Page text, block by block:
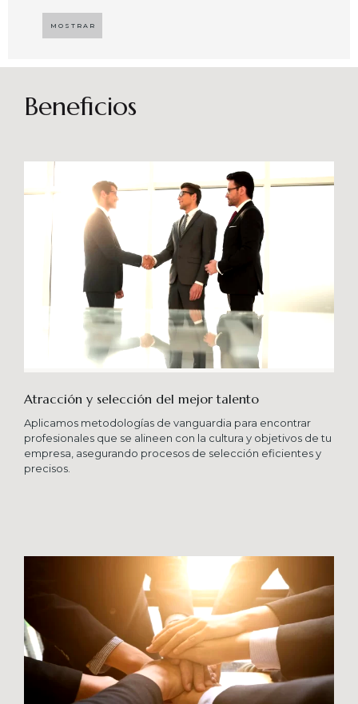
desarrollar el compromiso y motivación en el
capital humano en ambientes de trabajo más
sostenibles en el tiempo. Brindando soporte
especializado en proyectos integrales que
potencien su crecimiento en los niveles
esperados combinando una serie de buenas
prácticas y diversas metodologías.
MOSTRAR
Beneficios
Atracción y selección del mejor talento
Aplicamos metodologías de vanguardia para encontrar
profesionales que se alineen con la cultura y objetivos de tu
empresa, asegurando procesos de selección eficientes y
precisos.